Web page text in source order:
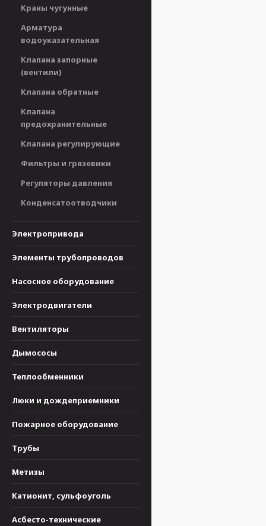
Краны чугунные
Арматура
водоуказательная
Клапана запорные
(вентили)
Клапана обратные
Клапана
предохранительные
Клапана регулирующие
Фильтры и грязевики
Регуляторы давления
Конденсатоотводчики
Электропривода
Элементы трубопроводов
Насосное оборудование
Электродвигатели
Вентиляторы
Дымососы
Теплообменники
Люки и дождеприемники
Пожарное оборудование
Трубы
Метизы
Катионит, сульфоуголь
Асбесто-технические